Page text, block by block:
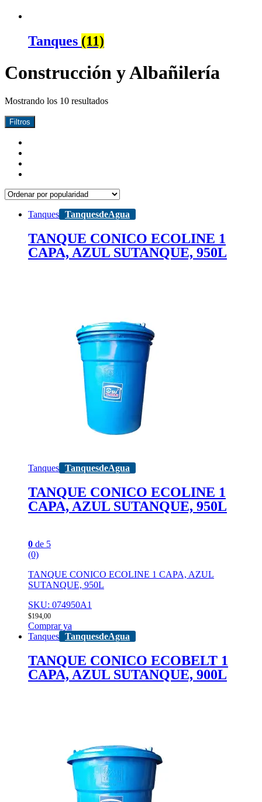
Tanques (11)
Construcción y Albañilería
Mostrando los 10 resultados
Filtros
Tanques TanquesdeAgua
TANQUE CONICO ECOLINE 1
CAPA, AZUL SUTANQUE, 950L
Tanques TanquesdeAgua
TANQUE CONICO ECOLINE 1
CAPA, AZUL SUTANQUE, 950L
0 de 5
(0)
TANQUE CONICO ECOLINE 1 CAPA, AZUL
SUTANQUE, 950L
SKU: 074950A1
$194,00
Comprar ya
Tanques TanquesdeAgua
TANQUE CONICO ECOBELT 1
CAPA, AZUL SUTANQUE, 900L